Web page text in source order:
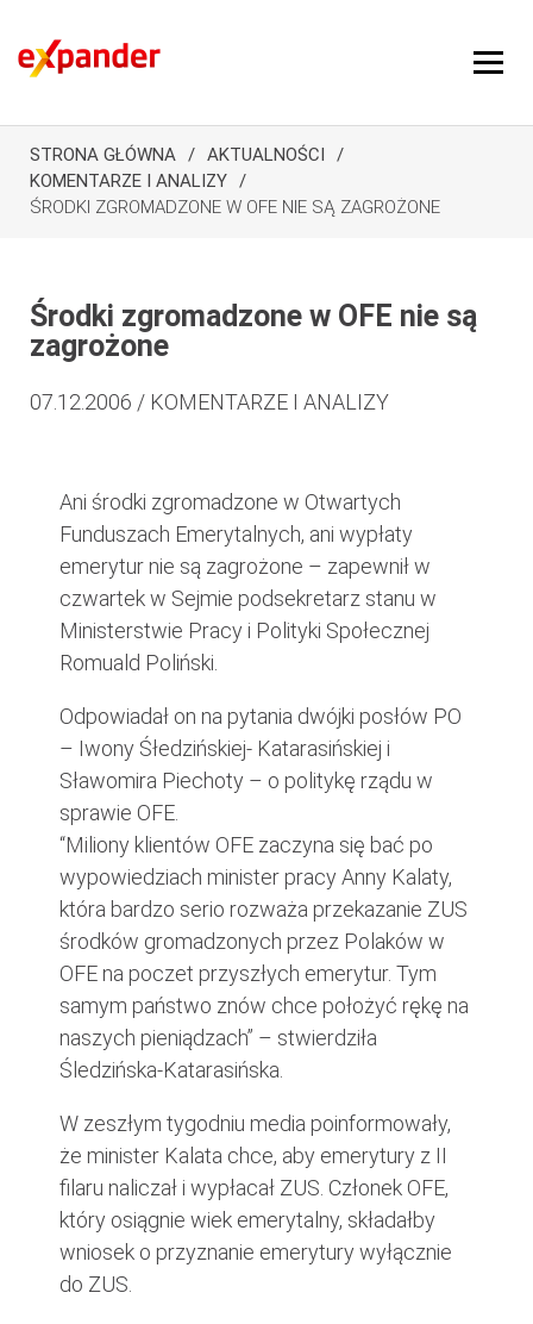
STRONA GŁÓWNA
AKTUALNOŚCI
KOMENTARZE I ANALIZY
ŚRODKI ZGROMADZONE W OFE NIE SĄ ZAGROŻONE
Środki zgromadzone w OFE nie są
zagrożone
07.12.2006 / KOMENTARZE I ANALIZY
Ani środki zgromadzone w Otwartych
Funduszach Emerytalnych, ani wypłaty
emerytur nie są zagrożone – zapewnił w
czwartek w Sejmie podsekretarz stanu w
Ministerstwie Pracy i Polityki Społecznej
Romuald Poliński.
Odpowiadał on na pytania dwójki posłów PO
– Iwony Śłedzińskiej- Katarasińskiej i
Sławomira Piechoty – o politykę rządu w
sprawie OFE.
“Miliony klientów OFE zaczyna się bać po
wypowiedziach minister pracy Anny Kalaty,
która bardzo serio rozważa przekazanie ZUS
środków gromadzonych przez Polaków w
OFE na poczet przyszłych emerytur. Tym
samym państwo znów chce położyć rękę na
naszych pieniądzach” – stwierdziła
Śledzińska-Katarasińska.
W zeszłym tygodniu media poinformowały,
że minister Kalata chce, aby emerytury z II
filaru naliczał i wypłacał ZUS. Członek OFE,
który osiągnie wiek emerytalny, składałby
wniosek o przyznanie emerytury wyłącznie
do ZUS.